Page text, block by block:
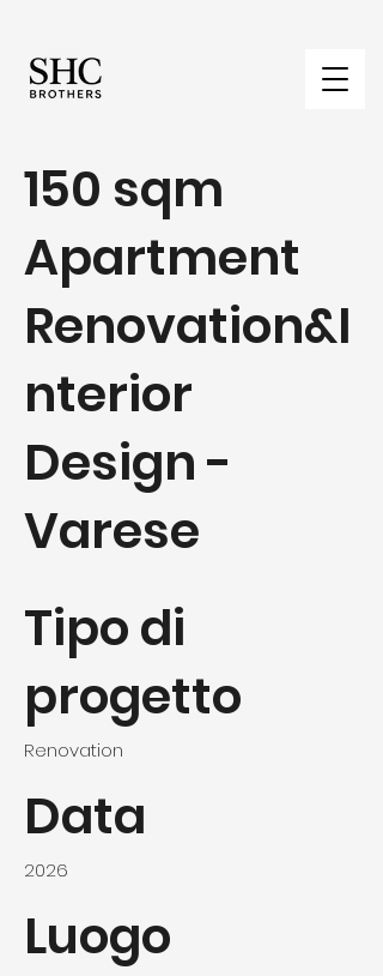
150 sqm
Apartment
Renovation&I
nterior
Design -
Varese
Tipo di
progetto
Renovation
Data
2026
Luogo